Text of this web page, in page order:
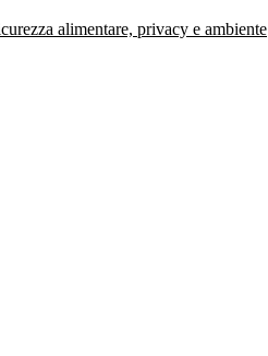
alimentare, privacy e ambiente